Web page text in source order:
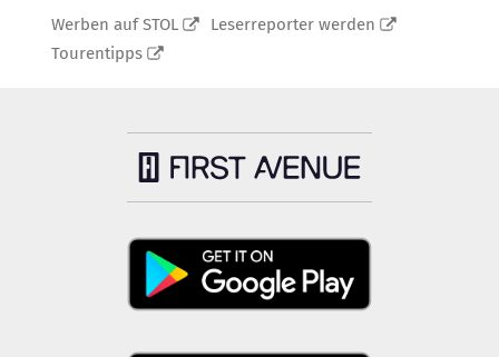
Werben auf STOL
Leserreporter werden
Tourentipps